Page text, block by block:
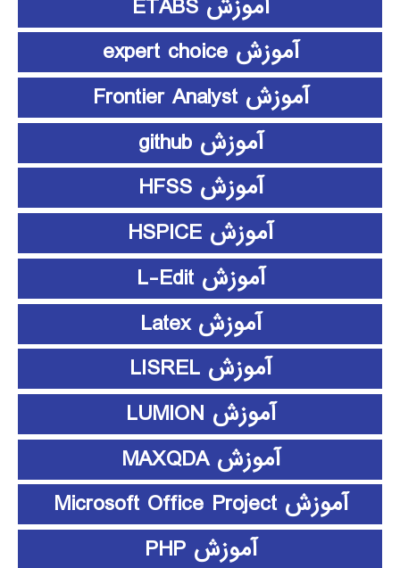
آموزش ETABS
آموزش expert choice
آموزش Frontier Analyst
آموزش github
آموزش HFSS
آموزش HSPICE
آموزش L-Edit
آموزش Latex
آموزش LISREL
آموزش LUMION
آموزش MAXQDA
آموزش Microsoft Office Project
آموزش PHP